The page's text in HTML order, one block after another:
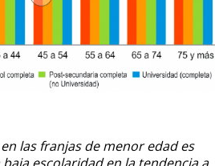
las franjas de menor edad es